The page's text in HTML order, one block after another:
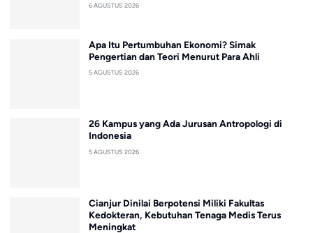
6 AGUSTUS 2026
Apa Itu Pertumbuhan Ekonomi? Simak
Pengertian dan Teori Menurut Para Ahli
5 AGUSTUS 2026
26 Kampus yang Ada Jurusan Antropologi di
Indonesia
5 AGUSTUS 2026
Cianjur Dinilai Berpotensi Miliki Fakultas
Kedokteran, Kebutuhan Tenaga Medis Terus
Meningkat